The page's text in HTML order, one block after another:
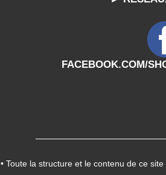
FACEBOOK.COM/
• Toute la structure et le contenu de ce